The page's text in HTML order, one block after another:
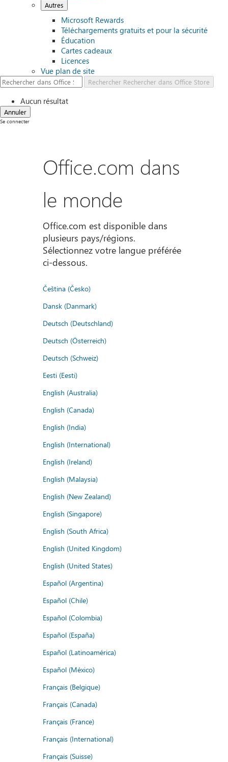
Autres
Microsoft Rewards
Téléchargements gratuits et pour la sécurité
Éducation
Cartes cadeaux
Licences
Vue plan de site
Rechercher Rechercher dans Office Store
Aucun résultat
Annuler
Se connecter
Office.com dans
le monde
Office.com est disponible dans
plusieurs pays/régions.
Sélectionnez votre langue préférée
ci-dessous.
Čeština (Česko)
Dansk (Danmark)
Deutsch (Deutschland)
Deutsch (Österreich)
Deutsch (Schweiz)
Eesti (Eesti)
English (Australia)
English (Canada)
English (India)
English (International)
English (Ireland)
English (Malaysia)
English (New Zealand)
English (Singapore)
English (South Africa)
English (United Kingdom)
English (United States)
Español (Argentina)
Español (Chile)
Español (Colombia)
Español (España)
Español (Latinoamérica)
Español (México)
Français (Belgique)
Français (Canada)
Français (France)
Français (International)
Français (Suisse)